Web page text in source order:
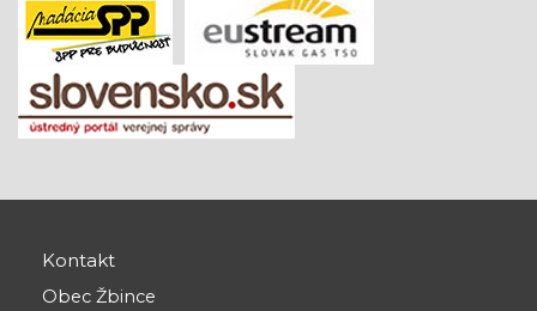
Kontakt
Obec Žbince